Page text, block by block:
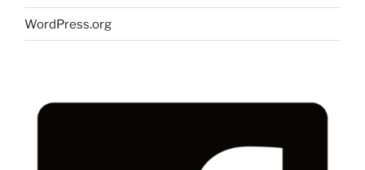
WordPress.org